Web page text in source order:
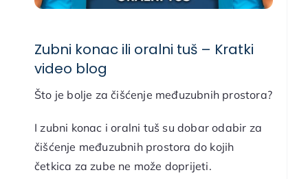
Zubni konac ili oralni tuš – Kratki
video blog
Što je bolje za čišćenje međuzubnih prostora?
I zubni konac i oralni tuš su dobar odabir za
čišćenje međuzubnih prostora do kojih
četkica za zube ne može doprijeti.